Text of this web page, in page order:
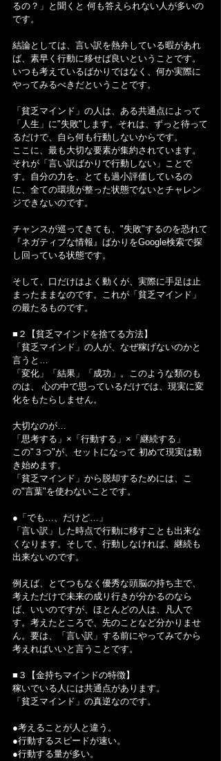
るの？」と聞くと 何も答えられない人が多いの
です。
結論としては、言い訳を熱弁している暇があれ
ば、素早く行動に移せば良いということです。
いつも考えているばかりではなく、何か実際に
やってみるべきだということです。
「貧乏マインド」の人は、ある共通点によって
「人生」に"失敗"します。それは、ずっと待って
るだけで、自ら何も行動しないからです。
ここに、最も大切な要素が集約されています。
それが「言い訳ばかりで行動しない」ことで
す。自分の力を、とても過小評価しているの
に、全ての環境が整った状態でないとチャレン
ジできないのです。
チャンスが巡ってきても、"失敗"するのを恐れて
『ネガティブな情報』ばかりをGoogle検索で探
し回っている状態です。
そして、口だけはよく動くが、実際に手足は止
まったままなのです。これが「貧乏マインド」
の最たるものです。
■２【貧乏マインドを捨てる方法】
「貧乏マインド」の人が、なぜ稼げないのかと
言うと…
「変化」「結果」「成功」。このような類のも
のは、 心の中で思っているだけでは、現実に変
化をもたらしません。
大切なのが…
「思考する」×「行動する」×「継続する」
この"３つ"が、セットになって 初めて現実は動
き始めます。
「貧乏マインド」から脱却するためには、こ
の"言葉"を使わないことです。
●「でも…、だけど…」
「言い訳」した時点で行動に移すことも出来な
くなります。そして、行動しなければ、継続も
出来ないのです。
例えば、とてつもなく優秀な頭脳の持ち主で、
考えただけで未来の成り行きが分かるのなら
ば、いいのですが、ほとんどの人は、凡人で
す。考えたところで、先のことなど分かりませ
ん。要は、「言い訳」する前にやってみてから
考えればいいと言うことです。
■３【金持ちマインドの特徴】
稼いでいる人には共通点があります。
「貧乏マインド」の真逆なのです。
●考えることが人と違う。
●行動するスピードが速い。
●行動する量が多い。